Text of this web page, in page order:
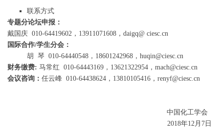
联系方式
专题分论坛申报：
戴国庆 010-64419602，13911071608，daigq@ ciesc.cn
国际合作/学生分会：
胡 琴 010-64440548，18601242968，huqin@ciesc.cn
财务缴费: 马常红 010-64443169，13621322954，mach@ciesc.cn
会议咨询： 任云峰 010-64438624，13810105416，renyf@ciesc.cn
中国化工学会
2018年12月7日